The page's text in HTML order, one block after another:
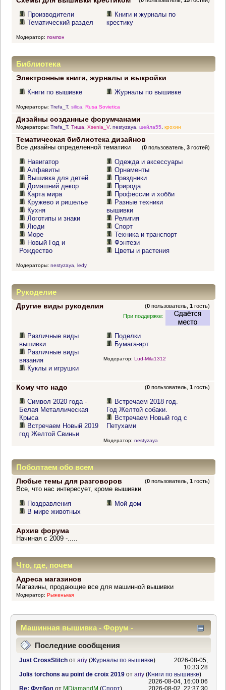
Производители
Тематический раздел
Книги и журналы по
крестику
Модератор: помпон
Библиотека
Электронные книги, журналы и выкройки
Книги по вышивке Журналы по вышивке
Модераторы: Trefa_T, silica Rusa Sovietica
Дизайны созданные форумчанами
Модераторы: Trefa_T, Тиша, Xsenia_V, nestyzaya, шейла55, крохин
Тематическая библиотека дизайнов
(0 пользователь,3 гостей)
Все дизайны определенной тематики
Навигатор
Алфавиты
Вышивка для детей
Домашний декор
Карта мира
Кружево и ришелье
Кухня
Логотипы и знаки
Люди
Море
Новый Год и
Рождество
Одежда и аксессуары
Орнаменты
Праздники
Природа
Профессии и хобби
Разные техники
вышивки
Религия
Спорт
Техника и транспорт
Фэнтези
Цветы и растения
Модераторы: nestyzaya ledy
Рукоделие
Другие виды рукоделия (0 пользователь,1 гость)
При поддержке:
Различные виды
вышивки
Различные виды
вязания
Куклы и игрушки
Поделки
Бумага-арт
Модератор: Lud-Mila1312
Кому что надо (0 пользователь,1 гость)
Символ 2020 года -
Белая Металлическая
Крыса
Встречаем Новый 2019
год Желтой Свиньи
Встречаем 2018 год.
Год Желтой собаки.
Встречаем Новый год с
Петухами
Модератор: nestyzaya
Поболтаем обо всем
Любые темы для разговоров (0 пользователь,1 гость)
Все, что нас интересует, кроме вышивки
Поздравления
В мире животных
Мой дом
Архив форума
Начиная с 2009 -.....
Что, где, почем
Адреса магазинов
Магазины, продающие все для машинной вышивки
Модератор: Рыженькая
Машинная вышивка - Форум -
Информационный центр
Последние сообщения
Just CrossStitchот ariy(Журналы по вышивке)
2026-08-05,
10:33:28
Jolis torchons au point de croix 2019от ariy(Книги по вышивке)
2026-08-04, 16:00:06
Re: Футбол от MDiamandM (Спорт)
2026-08-02, 22:37:30